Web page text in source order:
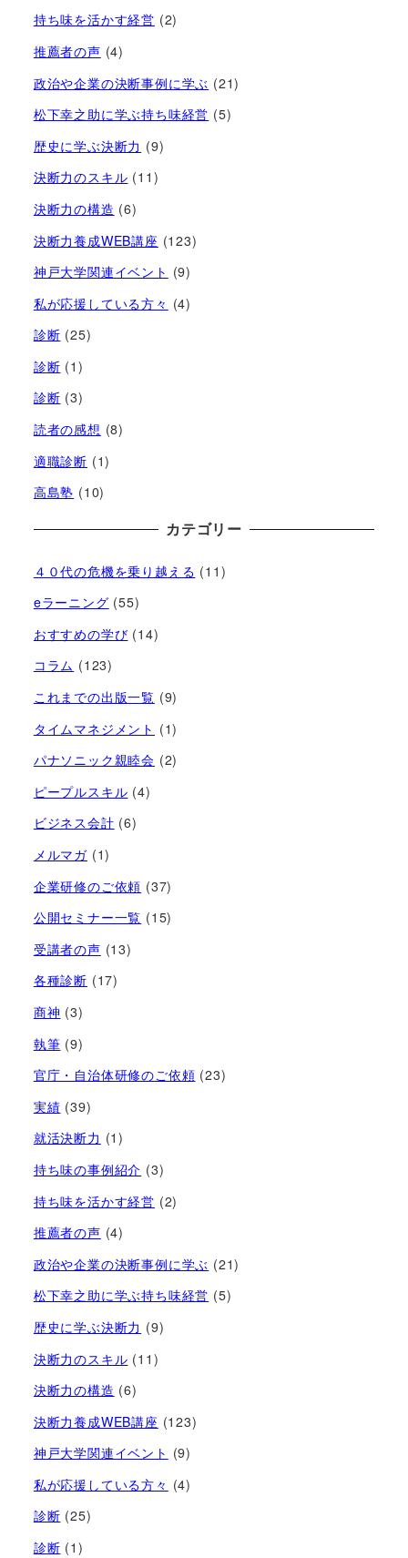
持ち味を活かす経営​ (2)
推薦者の声 (4)
政治や企業の決断事例に学ぶ (21)
松下幸之助に学ぶ持ち味経営 (5)
歴史に学ぶ決断力 (9)
決断力のスキル (11)
決断力の構造 (6)
決断力養成WEB講座 (123)
神戸大学関連イベント (9)
私が応援している方々 (4)
診断 (25)
診断 (1)
診断 (3)
読者の感想 (8)
適職診断 (1)
高島塾 (10)
カテゴリー
４０代の危機を乗り越える (11)
eラーニング (55)
おすすめの学び (14)
コラム (123)
これまでの出版一覧 (9)
タイムマネジメント (1)
パナソニック親睦会 (2)
ピープルスキル (4)
ビジネス会計 (6)
メルマガ (1)
企業研修のご依頼 (37)
公開セミナー一覧 (15)
受講者の声 (13)
各種診断 (17)
商神 (3)
執筆 (9)
官庁・自治体研修のご依頼 (23)
実績 (39)
就活決断力 (1)
持ち味の事例紹介 (3)
持ち味を活かす経営​ (2)
推薦者の声 (4)
政治や企業の決断事例に学ぶ (21)
松下幸之助に学ぶ持ち味経営 (5)
歴史に学ぶ決断力 (9)
決断力のスキル (11)
決断力の構造 (6)
決断力養成WEB講座 (123)
神戸大学関連イベント (9)
私が応援している方々 (4)
診断 (25)
診断 (1)